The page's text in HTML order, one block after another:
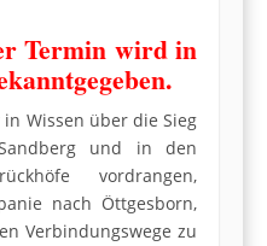
Termin wird in
Wissen über die Sieg
und in den
vordrangen,
nach Öttgesborn,
Verbindungswege zu